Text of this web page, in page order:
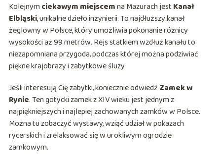
Kolejnymciekawym miejscemna Mazurach jest Kanał
Elbląski, unikalne dzieło inżynierii. To najdłuższy kanał
żeglowny w Polsce, który umożliwia pokonanie różnicy
wysokości aż 99 metrów. Rejs statkiem wzdłuż kanału to
niezapomniana przygoda, podczas której można podziwiać
piękne krajobrazy i zabytkowe śluzy.
Jeśli interesują Cię zabytki, koniecznie odwiedź Zamek w
Rynie. Ten gotycki zamek z XIV wieku jest jednym z
najpiękniejszych i najlepiej zachowanych zamków w Polsce.
Można tu zobaczyć wystawy, wziąć udział w pokazach
rycerskich i zrelaksować się w urokliwym ogrodzie
zamkowym.